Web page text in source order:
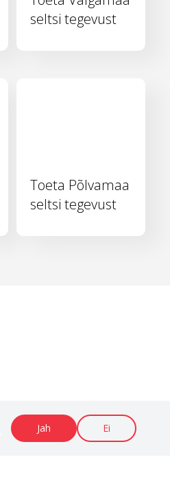
Jah Ei
seltsi tegevust
Toeta Põlvamaa
seltsi tegevust